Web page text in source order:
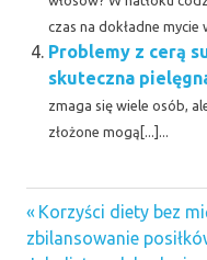
czas na dokładne mycie
Problemy z cerą
skuteczna
zmaga się wiele osób,
złożone mogą[...]...
Nawigacja
Previous
Post:
Korzyści diety bez
zbilansowanie